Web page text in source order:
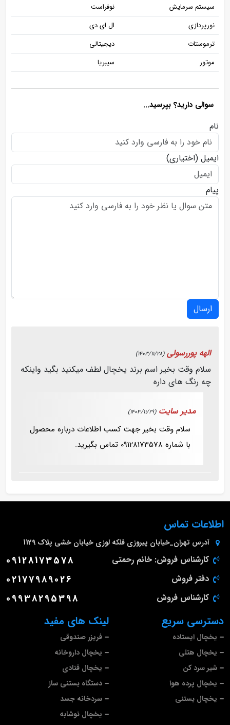
سیستم سرمایش
نوفراست
نورپردازی
ال ای دی
ترموستات
دیجیتالی
موتور
سیبریا
سوالی دارید؟ بپرسید...
نام
ایمیل (اختیاری)
پیام
ارسال
الهه پوررسولی (1403/11/28)
سلام وقت بخیر اسم برند یخچال لطف میکنید بگید واینکه
چه رنگ های داره
مدیر سایت (1403/11/29)
سلام وقت بخیر جهت کسب اطلاعات درباره محصول
با شماره 09128173578 تماس بگیرید.
لینک های مفید
فریزر صندوقی
یخچال داروخانه
یخچال قنادی
دستگاه بستنی ساز
سردخانه جسد
یخچال نوشابه
دسترسی سریع
یخچال ایستاده
یخچال هتلی
شیر سرد کن
یخچال پرده هوا
یخچال بستنی
اطلاعات تماس
آدرس تهران_خیابان پیروزی فلکه لوزی خیابان خشی پلاک 1129
کارشناس فروش: خانم رحمتی 09128173578
دفتر فروش 02177989026
کارشناس فروش 09938295398